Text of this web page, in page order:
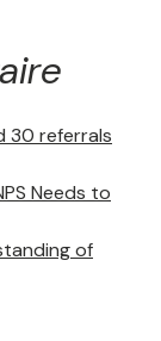
30 referrals
Needs to
of